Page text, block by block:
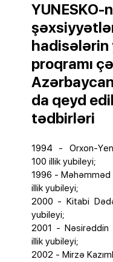
YUNЕSKО-
hadisələrin
proqramı
da qeyd
tədbirləri
1994 - Orxon-
100 illik yubileyi;
1996 - Məhəmməd
illik yubileyi;
2000 - Kitabi
yubileyi;
2001 - Nəsirəddin
illik yubileyi;
2002 - Mirzə